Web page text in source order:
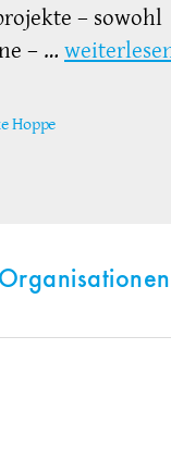
– sowohl
– …
Hoppe